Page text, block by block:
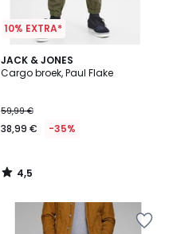
10% EXTRA*
JACK & JONES
Cargo broek, Paul Flake
59,99 €
38,99 € -35%
4,5
/ 5
4,5
/